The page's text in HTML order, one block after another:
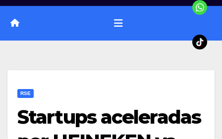
RSE
Startups aceleradas